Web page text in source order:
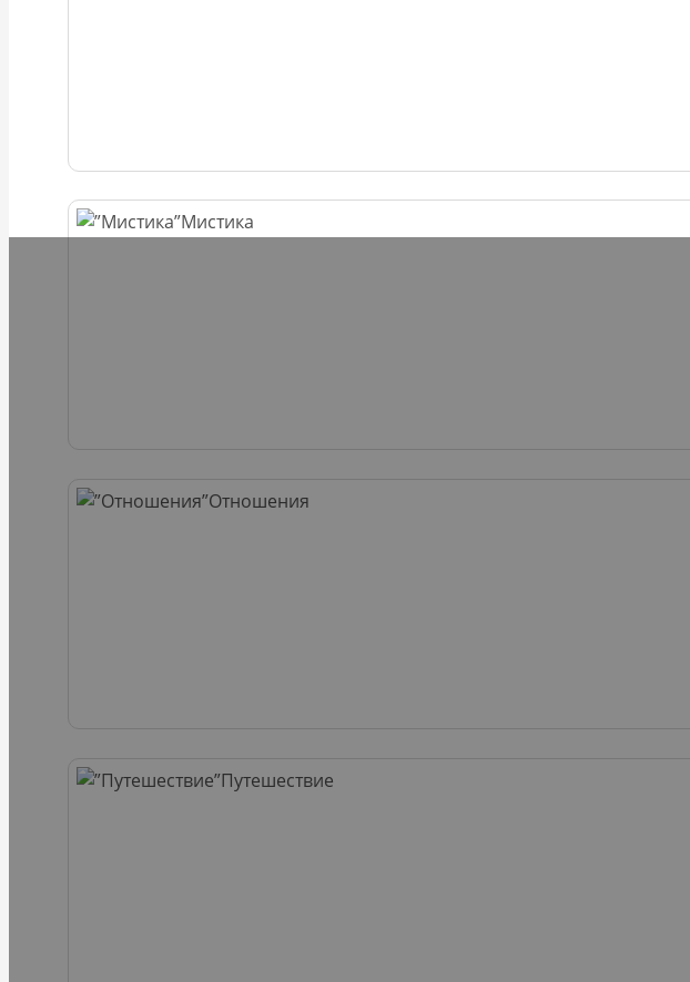
Мистика
Отношения
Путешествие